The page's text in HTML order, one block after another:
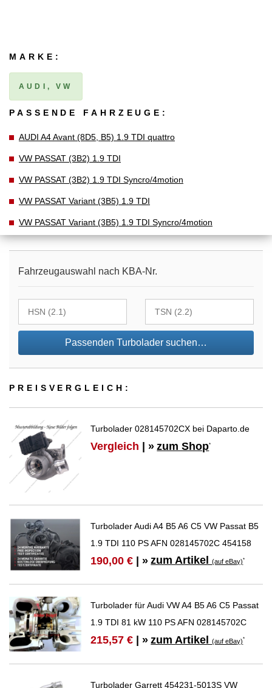
MARKE:
AUDI, VW
PASSENDE FAHRZEUGE:
AUDI A4 Avant (8D5, B5) 1.9 TDI quattro
VW PASSAT (3B2) 1.9 TDI
VW PASSAT (3B2) 1.9 TDI Syncro/4motion
VW PASSAT Variant (3B5) 1.9 TDI
VW PASSAT Variant (3B5) 1.9 TDI Syncro/4motion
Fahrzeugauswahl nach KBA-Nr.
Passenden Turbolader suchen…
PREIS­VER­GLEICH:
Turbolader 028145702CX bei Daparto.de
Vergleich | » zum Shop*
Turbolader Audi A4 B5 A6 C5 VW Passat B5
1.9 TDI 110 PS AFN 028145702C 454158
190,00 € | » zum Artikel(auf eBay)*
Turbolader für Audi VW A4 B5 A6 C5 Passat
1.9 TDI 81 kW 110 PS AFN 028145702C
215,57 € | » zum Artikel(auf eBay)*
Turbolader Garrett 454231-5013S VW